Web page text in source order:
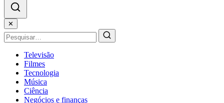
✕
Televisão
Filmes
Tecnologia
Música
Ciência
Negócios e finanças